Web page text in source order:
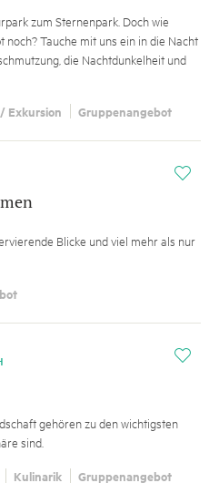
zum Sternenpark. Doch wie
Tauche mit uns ein in die Nacht
die Nachtdunkelheit und
Exkursion Gruppenangebot
i
Blicke und viel mehr als nur
i
gehören zu den wichtigsten
sind.
Kulinarik Gruppenangebot